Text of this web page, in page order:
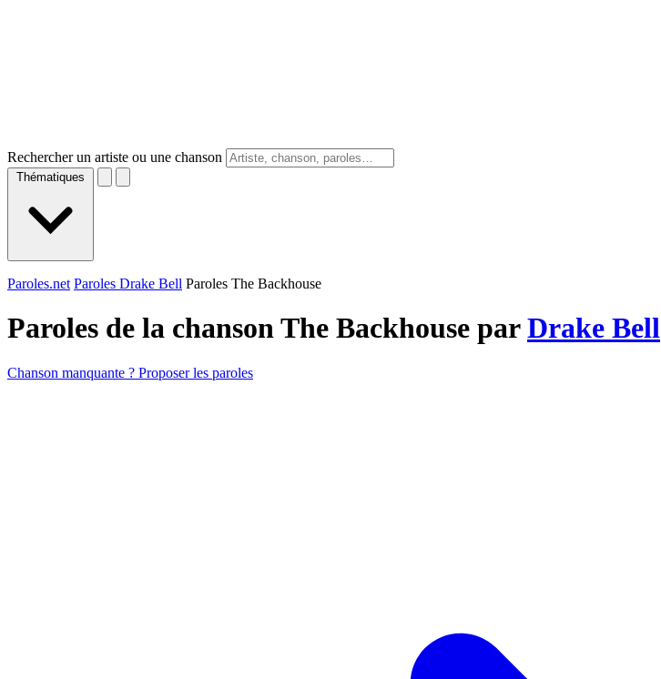
Rechercher un artiste ou une chanson
Thématiques
Paroles.net Paroles Drake Bell Paroles The Backhouse
Paroles de la chanson The Backhouse parDrake Bell
Chanson manquante ? Proposer les paroles